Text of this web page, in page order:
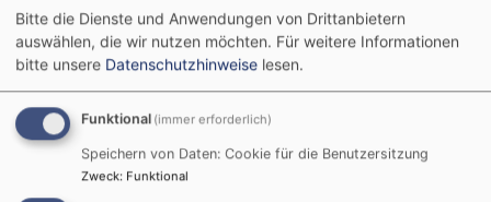
Bitte die Dienste und Anwendungen von Drittanbietern
auswählen, die wir nutzen möchten. Für weitere Informationen
bitte unsere Datenschutzhinweise lesen.
Funktional (immer erforderlich)
Speichern von Daten: Cookie für die Benutzersitzung
Zweck: Funktional